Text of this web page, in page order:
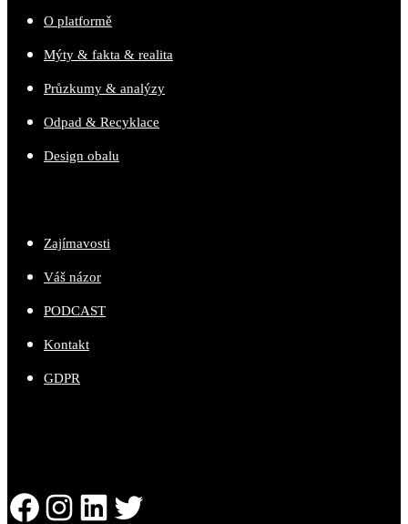
O platformě
Mýty & fakta & realita
Průzkumy & analýzy
Odpad & Recyklace
Design obalu
Zajímavosti
Váš názor
PODCAST
Kontakt
GDPR
FacebookInstagramLinkedIn
Twitter